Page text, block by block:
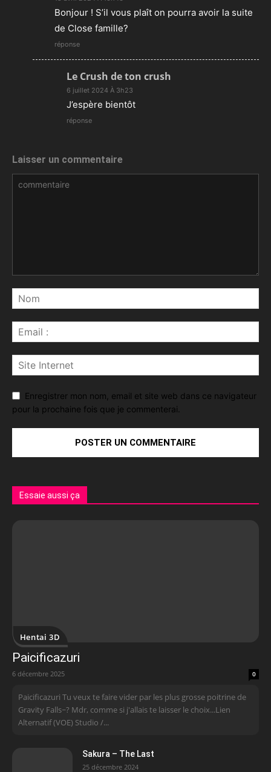
Bonjour ! S’il vous plaît on pourra avoir la suite
de Close famille?
réponse
Le Crush de ton crush
6 juillet 2024 À 3h23
J’espère bientôt
réponse
Laisser un commentaire
Enregistrer mon nom, email et site web dans ce navigateur
pour la prochaine fois que je commenterai.
Essaie aussi ça
Hentai 3D
Paicificazuri
6 décembre 2025 0
Paicificazuri Tu veux te faire vider par les plus grosse poitrine de
Gravity Falls~? Mdr, comme si j'allais te laisser le choix...Lien
Alternatif (VOE) Studio /...
Sakura – The Last
25 décembre 2024